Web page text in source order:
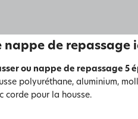
nappe de
ou nappe de repassage 5
polyuréthane, aluminium,
corde pour la housse.